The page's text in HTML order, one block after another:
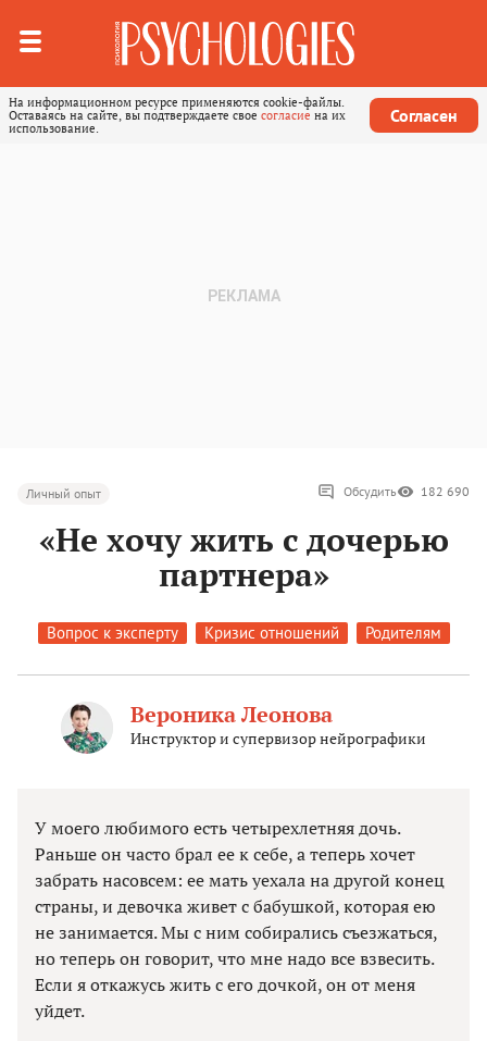
На информационном ресурсе применяются cookie-файлы.
Оставаясь на сайте, вы подтверждаете свое согласие на их
использование.
Согласен
Личный опыт Обсудить 182 690
«Не хочу жить с дочерью
партнера»
Вопрос к эксперту Кризис отношений Родителям
Вероника Леонова
Инструктор и супервизор нейрографики
У моего любимого есть четырехлетняя дочь.
Раньше он часто брал ее к себе, а теперь хочет
забрать насовсем: ее мать уехала на другой конец
страны, и девочка живет с бабушкой, которая ею
не занимается. Мы с ним собирались съезжаться,
но теперь он говорит, что мне надо все взвесить.
Если я откажусь жить с его дочкой, он от меня
уйдет.